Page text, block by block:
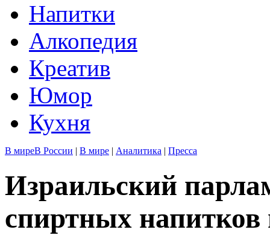
Напитки
Алкопедия
Креатив
Юмор
Кухня
В миреВ России | В мире | Аналитика | Пресса
Израильский
спиртных напитков